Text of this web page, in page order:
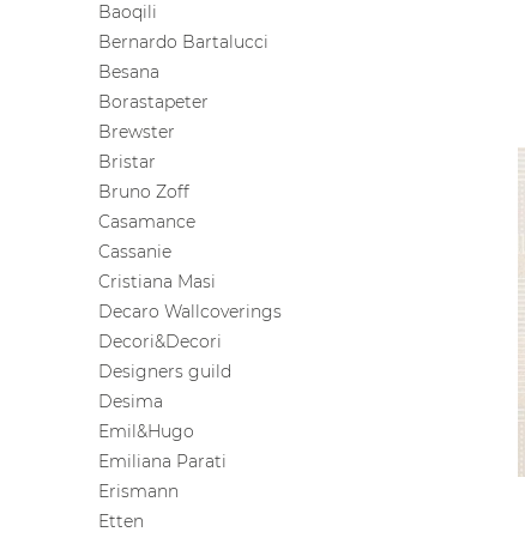
Baoqili
Bernardo Bartalucci
Besana
Borastapeter
Brewster
Bristar
Bruno Zoff
Casamance
Cassanie
Cristiana Masi
Decaro Wallcoverings
Decori&Decori
Designers guild
Desima
Emil&Hugo
Emiliana Parati
Erismann
Etten